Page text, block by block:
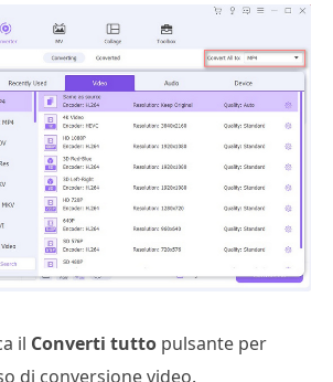
il Converti tutto pulsante per
di conversione video.